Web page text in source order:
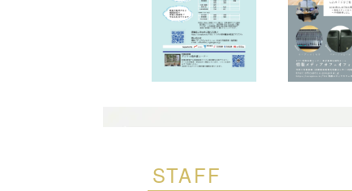
STAFF